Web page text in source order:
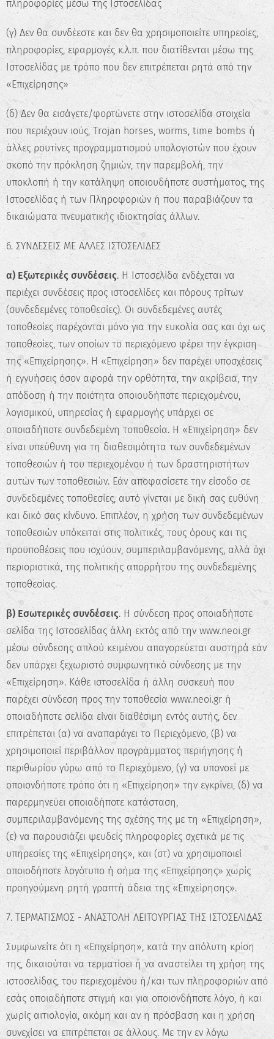
πληροφορίες μέσω της Ιστοσελίδας
(γ) Δεν θα συνδέεστε και δεν θα χρησιμοποιείτε υπηρεσίες,
πληροφορίες, εφαρμογές κ.λ.π. που διατίθενται μέσω της
Ιστοσελίδας με τρόπο που δεν επιτρέπεται ρητά από την
«Επιχείρησης»
(δ) Δεν θα εισάγετε/φορτώνετε στην ιστοσελίδα στοιχεία
που περιέχουν ιούς, Trojan horses, worms, time bombs ή
άλλες ρουτίνες προγραμματισμού υπολογιστών που έχουν
σκοπό την πρόκληση ζημιών, την παρεμβολή, την
υποκλοπή ή την κατάληψη οποιουδήποτε συστήματος, της
Ιστοσελίδας ή των Πληροφοριών ή που παραβιάζουν τα
δικαιώματα πνευματικής ιδιοκτησίας άλλων.
6. ΣΥΝΔΕΣΕΙΣ ΜΕ ΑΛΛΕΣ ΙΣΤΟΣΕΛΙΔΕΣ
α) Εξωτερικές συνδέσεις. Η Ιστοσελίδα ενδέχεται να
περιέχει συνδέσεις προς ιστοσελίδες και πόρους τρίτων
(συνδεδεμένες τοποθεσίες). Οι συνδεδεμένες αυτές
τοποθεσίες παρέχονται μόνο για την ευκολία σας και όχι ως
τοποθεσίες, των οποίων το περιεχόμενο φέρει την έγκριση
της «Επιχείρησης». Η «Επιχείρηση» δεν παρέχει υποσχέσεις
ή εγγυήσεις όσον αφορά την ορθότητα, την ακρίβεια, την
απόδοση ή την ποιότητα οποιουδήποτε περιεχομένου,
λογισμικού, υπηρεσίας ή εφαρμογής υπάρχει σε
οποιαδήποτε συνδεδεμένη τοποθεσία. Η «Επιχείρηση» δεν
είναι υπεύθυνη για τη διαθεσιμότητα των συνδεδεμένων
τοποθεσιών ή του περιεχομένου ή των δραστηριοτήτων
αυτών των τοποθεσιών. Εάν αποφασίσετε την είσοδο σε
συνδεδεμένες τοποθεσίες, αυτό γίνεται με δική σας ευθύνη
και δικό σας κίνδυνο. Επιπλέον, η χρήση των συνδεδεμένων
τοποθεσιών υπόκειται στις πολιτικές, τους όρους και τις
προϋποθέσεις που ισχύουν, συμπεριλαμβανόμενης, αλλά όχι
περιοριστικά, της πολιτικής απορρήτου της συνδεδεμένης
τοποθεσίας.
β) Εσωτερικές συνδέσεις. Η σύνδεση προς οποιαδήποτε
σελίδα της Ιστοσελίδας άλλη εκτός από την www.neoi.gr
μέσω σύνδεσης απλού κειμένου απαγορεύεται αυστηρά εάν
δεν υπάρχει ξεχωριστό συμφωνητικό σύνδεσης με την
«Επιχείρηση». Κάθε ιστοσελίδα ή άλλη συσκευή που
παρέχει σύνδεση προς την τοποθεσία www.neoi.gr ή
οποιαδήποτε σελίδα είναι διαθέσιμη εντός αυτής, δεν
επιτρέπεται (α) να αναπαράγει το Περιεχόμενο, (β) να
χρησιμοποιεί περιβάλλον προγράμματος περιήγησης ή
περιθωρίου γύρω από το Περιεχόμενο, (γ) να υπονοεί με
οποιονδήποτε τρόπο ότι η «Επιχείρηση» την εγκρίνει, (δ) να
παρερμηνεύει οποιαδήποτε κατάσταση,
συμπεριλαμβανόμενης της σχέσης της με τη «Επιχείρηση»,
(ε) να παρουσιάζει ψευδείς πληροφορίες σχετικά με τις
υπηρεσίες της «Επιχείρησης», και (στ) να χρησιμοποιεί
οποιοδήποτε λογότυπο ή σήμα της «Επιχείρησης» χωρίς
προηγούμενη ρητή γραπτή άδεια της «Επιχείρησης».
7. ΤΕΡΜΑΤΙΣΜΟΣ - ΑΝΑΣΤΟΛΗ ΛΕΙΤΟΥΡΓΙΑΣ ΤΗΣ ΙΣΤΟΣΕΛΙΔΑΣ
Συμφωνείτε ότι η «Επιχείρηση», κατά την απόλυτη κρίση
της, δικαιούται να τερματίσει ή να αναστείλει τη χρήση της
ιστοσελίδας, του περιεχομένου ή/και των πληροφοριών από
εσάς οποιαδήποτε στιγμή και για οποιονδήποτε λόγο, ή και
χωρίς αιτιολογία, ακόμη και αν η πρόσβαση και η χρήση
συνεχίσει να επιτρέπεται σε άλλους. Με την εν λόγω